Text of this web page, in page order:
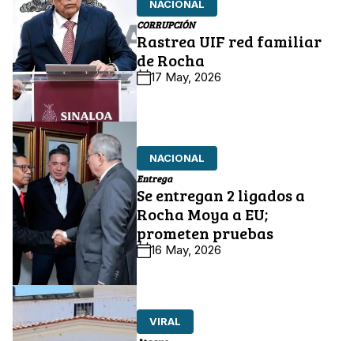
NACIONAL
CORRUPCIÓN
Rastrea UIF red familiar
de Rocha
17 May, 2026
NACIONAL
Entrega
Se entregan 2 ligados a
Rocha Moya a EU;
prometen pruebas
16 May, 2026
VIRAL